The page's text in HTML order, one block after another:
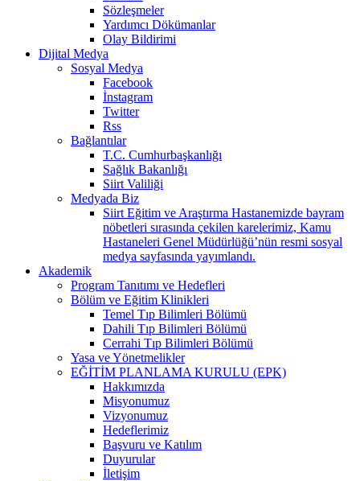
Sözleşmeler
Yardımcı Dökümanlar
Olay Bildirimi
Dijital Medya
Sosyal Medya
Facebook
İnstagram
Twitter
Rss
Bağlantılar
T.C. Cumhurbaşkanlığı
Sağlık Bakanlığı
Siirt Valiliği
Medyada Biz
Siirt Eğitim ve Araştırma Hastanemizde bayram
nöbetleri sırasında çekilen karelerimiz, Kamu
Hastaneleri Genel Müdürlüğü’nün resmi sosyal
medya sayfasında yayımlandı.
Akademik
Program Tanıtımı ve Hedefleri
Bölüm ve Eğitim Klinikleri
Temel Tıp Bilimleri Bölümü
Dahili Tıp Bilimleri Bölümü
Cerrahi Tıp Bilimleri Bölümü
Yasa ve Yönetmelikler
EĞİTİM PLANLAMA KURULU (EPK)
Hakkımızda
Misyonumuz
Vizyonumuz
Hedeflerimiz
Başvuru ve Katılım
Duyurular
İletişim